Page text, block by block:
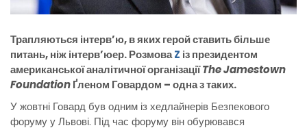
Трапляються інтерв’ю, в яких герой ставить більше
питань, ніж інтерв’юер. РозмоваZ із президентом
американської аналітичної організаціїThe Jamestown
FoundationҐленом Говардом – одна з таких.
У жовтні Говард був одним із хедлайнерів Безпекового
форуму у Львові. Під час форуму він обурювався